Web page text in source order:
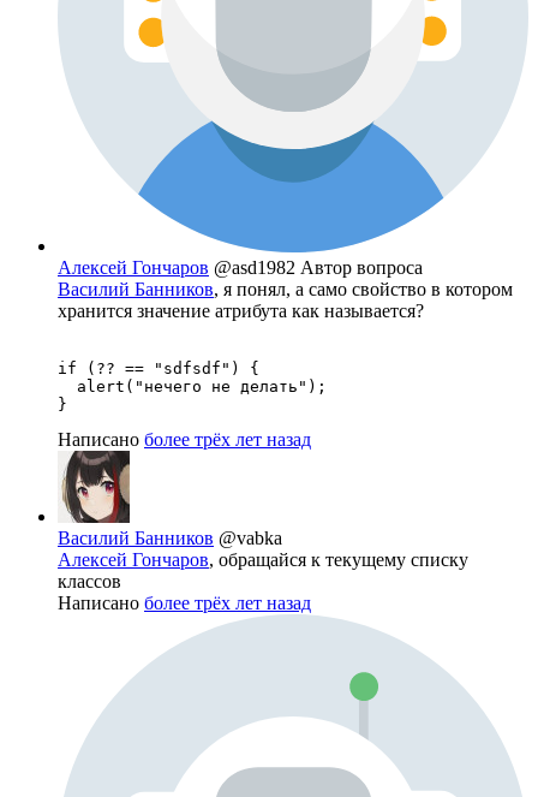
Алексей Гончаров @asd1982 Автор вопроса
Василий Банников, я понял, а само свойство в котором
хранится значение атрибута как называется?
if (?? == "sdfsdf") {
  alert("нечего не делать");
}
Написано более трёх лет назад
Василий Банников @vabka
Алексей Гончаров, обращайся к текущему списку
классов
Написано более трёх лет назад